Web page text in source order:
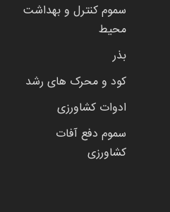
سموم کنترل و بهداشت
محیط
بذر
کود و محرک های رشد
ادوات کشاورزی
سموم دفع آفات
کشاورزی